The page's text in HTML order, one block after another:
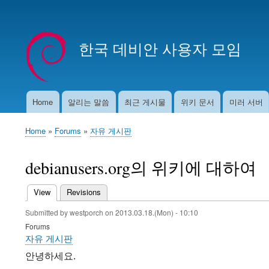
account
menu
한국 데비안 사용자 모임
MainHome 알리는 말씀 최근 게시물 위키 문서 미러 서버
Breadcrumb
Home Forums 자유 게시판
debianusers.org의 위키에 대하여
Primary
tabs
View (active tab)
Revisions
Submitted bywestporch on 2013.03.18.(Mon) - 10:10
Forums
자유 게시판
안녕하세요.